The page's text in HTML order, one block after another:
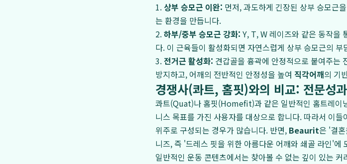
1. 상부 승모근 이완: 먼저, 과도하게 긴장된 상부 승모근
는 환경을 만듭니다.
2.하부/중부 승모근 강화: Y, T, W 레이즈와 같은 동작을
다. 이 근육들이 활성화되면 자연스럽게 상부 승모근의 부
3.전거근 활성화: 견갑골을 흉곽에 안정적으로 붙여주
방지하고, 어깨의 전반적인 안정성을 높여 직각어깨의 기
경쟁사(콰트, 홈핏)와의 비교: 전문성
콰트(Quat)나 홈핏(Homefit)과 같은 일반적인 홈트레이
니스 목표를 가진 사용자를 대상으로 합니다. 따라서 이
위주로 구성되는 경우가 많습니다. 반면, Beaurit은 '결
니즈, 즉 '드레스 핏을 위한 아름다운 어깨와 쇄골 라인'
일반적인 운동 콘텐츠에서는 찾아볼 수 없는 깊이 있는